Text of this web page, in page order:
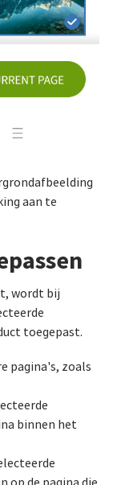
aan te
wordt bij
toegepast.
pagina's, zoals
binnen het